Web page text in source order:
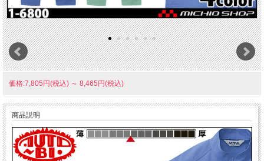
価格:7,805円(税込) ～ 8,465円(税込)
商品説明